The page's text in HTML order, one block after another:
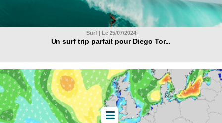
Surf | Le 25/07/2024
Un surf trip parfait pour Diego Tor...